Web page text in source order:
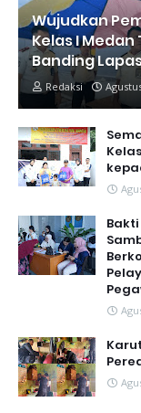
Wujudkan
Kelas I
Banding
Redaksi